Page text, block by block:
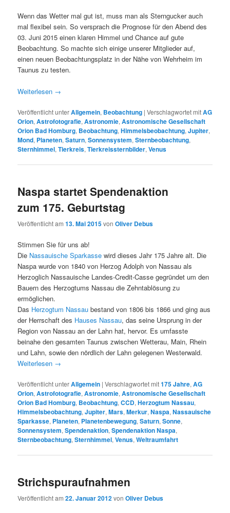
Wenn das Wetter mal gut ist, muss man als Sterngucker auch
mal flexibel sein. So versprach die Prognose für den Abend des
03. Juni 2015 einen klaren Himmel und Chance auf gute
Beobachtung. So machte sich einige unserer Mitglieder auf,
einen neuen Beobachtungsplatz in der Nähe von Wehrheim im
Taunus zu testen.
Weiterlesen →
Veröffentlicht unterAllgemein, Beobachtung |Verschlagwortet mitAG
Orion,Astrofotografie,Astronomie,Astronomische Gesellschaft
Orion Bad Homburg, Beobachtung,Himmelsbeobachtung,Jupiter,
Mond, Planeten,Saturn,Sonnensystem,Sternbeobachtung,
Sternhimmel,Tierkreis,Tierkreissternbilder,Venus
Naspa startet Spendenaktion
zum 175. Geburtstag
Veröffentlicht am13. Mai 2015vonOliver Debus
Stimmen Sie für uns ab!
Die Nassauische Sparkasse wird dieses Jahr 175 Jahre alt. Die
Naspa wurde von 1840 von Herzog Adolph von Nassau als
Herzoglich Nassauische Landes-Credit-Casse gegründet um den
Bauern des Herzogtums Nassau die Zehntablösung zu
ermöglichen.
Das Herzogtum Nassau bestand von 1806 bis 1866 und ging aus
der Herrschaft des Hauses Nassau, das seine Ursprung in der
Region von Nassau an der Lahn hat, hervor. Es umfasste
beinahe den gesamten Taunus zwischen Wetterau, Main, Rhein
und Lahn, sowie den nördlich der Lahn gelegenen Westerwald.
Weiterlesen →
Veröffentlicht unterAllgemein |Verschlagwortet mit175 Jahre,AG
Orion,Astrofotografie,Astronomie,Astronomische Gesellschaft
Orion Bad Homburg, Beobachtung,CCD,Herzogtum Nassau,
Himmelsbeobachtung,Jupiter,Mars,Merkur,Naspa,Nassauische
Sparkasse, Planeten, Planetenbewegung,Saturn,Sonne,
Sonnensystem,Spendenaktion,Spendenaktion Naspa,
Sternbeobachtung,Sternhimmel,Venus,Weltraumfahrt
Strichspuraufnahmen
Veröffentlicht am22. Januar 2012vonOliver Debus